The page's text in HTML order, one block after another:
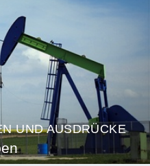
UND AUSDRÜCKE